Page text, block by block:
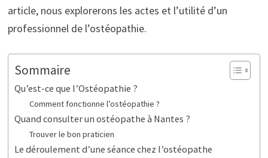
article, nous explorerons les actes et l’utilité d’un
professionnel de l’ostéopathie.
Sommaire
Qu’est-ce que l’Ostéopathie ?
Comment fonctionne l’ostéopathie ?
Quand consulter un ostéopathe à Nantes ?
Trouver le bon praticien
Le déroulement d’une séance chez l’ostéopathe